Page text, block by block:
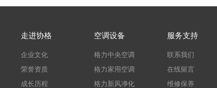
走进协格
企业文化
荣誉资质
成长历程
空调设备
格力中央空调
格力家用空调
格力新风净化
服务支持
联系我们
在线留言
维修保养